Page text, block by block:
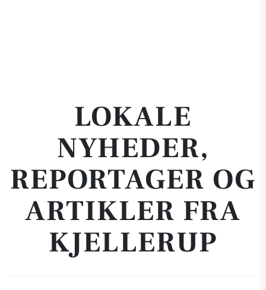
LOKALE
NYHEDER,
REPORTAGER OG
ARTIKLER FRA
KJELLERUP